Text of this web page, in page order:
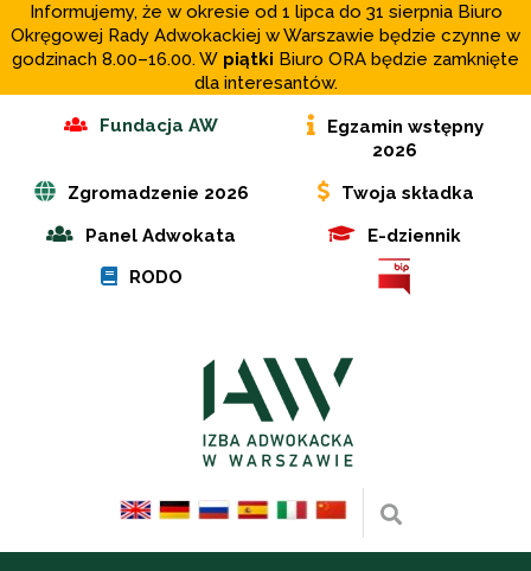
Informujemy, że w okresie od 1 lipca do 31 sierpnia Biuro
Okręgowej Rady Adwokackiej w Warszawie będzie czynne w
godzinach 8.00–16.00. W piątki Biuro ORA będzie zamknięte
dla interesantów.
Fundacja AW
Egzamin wstępny
2026
Zgromadzenie 2026
Twoja składka
Panel Adwokata
E-dziennik
RODO
Wyszukaj